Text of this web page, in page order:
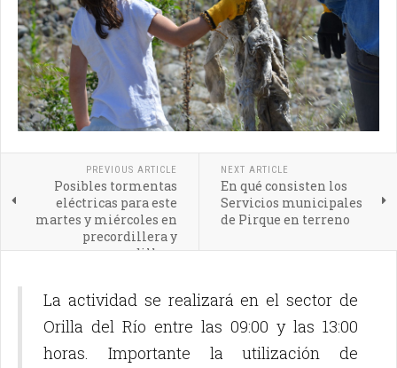
PREVIOUS ARTICLE
Posibles tormentas
eléctricas para este
martes y miércoles en
precordillera y
cordillera
NEXT ARTICLE
En qué consisten los
Servicios municipales
de Pirque en terreno
La actividad se realizará en el sector de
Orilla del Río entre las 09:00 y las 13:00
horas. Importante la utilización de